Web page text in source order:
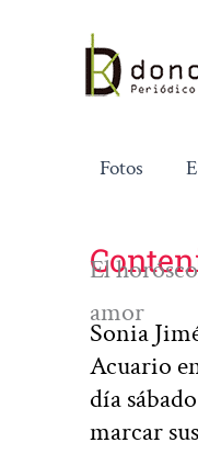
contenido
Fotos
El
amor
Sonia
Acuario
día
marcar